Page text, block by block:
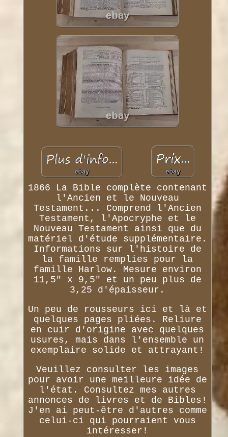
1866 La Bible complète contenant
l'Ancien et le Nouveau
Testament... Comprend l'Ancien
Testament, l'Apocryphe et le
Nouveau Testament ainsi que du
matériel d'étude supplémentaire.
Informations sur l'histoire de
la famille remplies pour la
famille Harlow. Mesure environ
11,5" x 9,5" et un peu plus de
3,25 d'épaisseur.
Un peu de rousseurs ici et là et
quelques pages pliées. Reliure
en cuir d'origine avec quelques
usures, mais dans l'ensemble un
exemplaire solide et attrayant!
Veuillez consulter les images
pour avoir une meilleure idée de
l'état. Consultez mes autres
annonces de livres et de Bibles!
J'en ai peut-être d'autres comme
celui-ci qui pourraient vous
intéresser!